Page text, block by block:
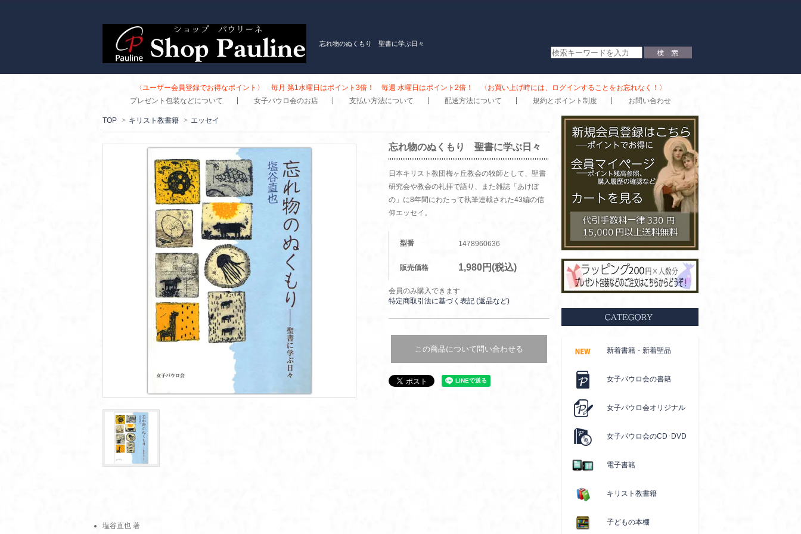
忘れ物のぬくもり 聖書に学ぶ日々
〈ユーザー会員登録でお得なポイント〉 毎月 第1水曜日はポイント3倍！ 毎週 水曜日はポイント2倍！ 〈お買い上げ時には、ログインすることをお忘れなく！〉
プレゼント包装などについて
女子パウロ会のお店 支払い方法について 配送方法について 規約とポイント制度 お問い合わせ
TOP > キリスト教書籍 > エッセイ
忘れ物のぬくもり 聖書に学ぶ日々
日本キリスト教団梅ヶ丘教会の牧師として、聖書
研究会や教会の礼拝で語り、また雑誌「あけぼ
の」に8年間にわたって執筆連載された43編の信
仰エッセイ。
型番 1478960636
販売価格 1,980円(税込)
会員のみ購入できます
特定商取引法に基づく表記 (返品など)
この商品について問い合わせる
塩谷直也 著
新着書籍・新着聖品
女子パウロ会の書籍
女子パウロ会オリジナル
女子パウロ会のCD･DVD
電子書籍
キリスト教書籍
子どもの本棚